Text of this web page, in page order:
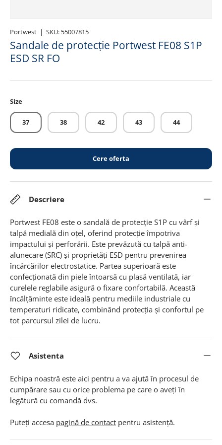
Portwest | SKU: 55007815
Sandale de protecție Portwest FE08 S1P
ESD SR FO
Size
37 38 42 43 44
Cere oferta
Descriere
Portwest FE08 este o sandală de protecție S1P cu vârf și
talpă medială din oțel, oferind protecție împotriva
impactului și perforării. Este prevăzută cu talpă anti-
alunecare (SRC) și proprietăți ESD pentru prevenirea
încărcărilor electrostatice. Partea superioară este
confecționată din piele întoarsă cu plasă ventilată, iar
curelele reglabile asigură o fixare confortabilă. Această
încălțăminte este ideală pentru mediile industriale cu
temperaturi ridicate, combinând protecția și confortul pe
tot parcursul zilei de lucru.
Asistenta
Echipa noastră este aici pentru a va ajută în procesul de
cumpărare sau cu orice problema pe care o aveți în
legătură cu comandă dvs.
Puteți accesa pagină de contact pentru asistență.